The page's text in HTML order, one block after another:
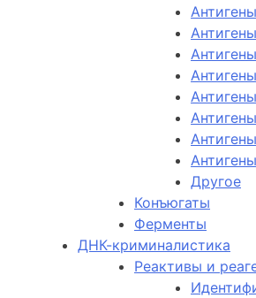
Другое
Конъюгаты
Ферменты
ДНК-криминалистика
Реактивы и